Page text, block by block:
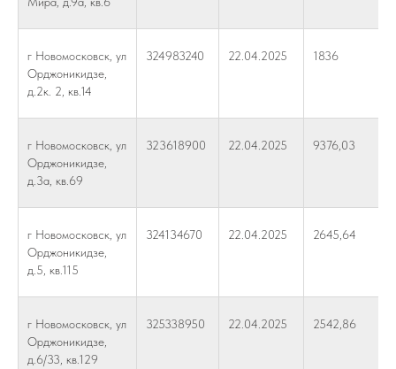
г Новомосковск, ул
Орджоникидзе,
д.2к. 2, кв.14
324983240 22.04.2025 1836
г Новомосковск, ул
Орджоникидзе,
д.3а, кв.69
323618900 22.04.2025 9376,03
г Новомосковск, ул
Орджоникидзе,
д.5, кв.115
324134670 22.04.2025 2645,64
г Новомосковск, ул
Орджоникидзе,
д.6/33, кв.129
325338950 22.04.2025 2542,86